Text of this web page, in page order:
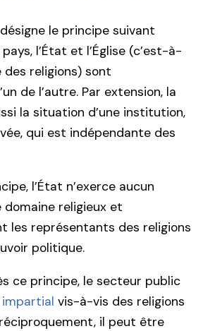
désigne le principe suivant
l’État et l’Église (c’est-à-
des religions) sont
de l’autre. Par extension, la
la situation d’une institution,
qui est indépendante des
l’État n’exerce aucun
domaine religieux et
les représentants des religions
politique.
ce principe, le secteur public
impartial vis-à-vis des religions
il peut être